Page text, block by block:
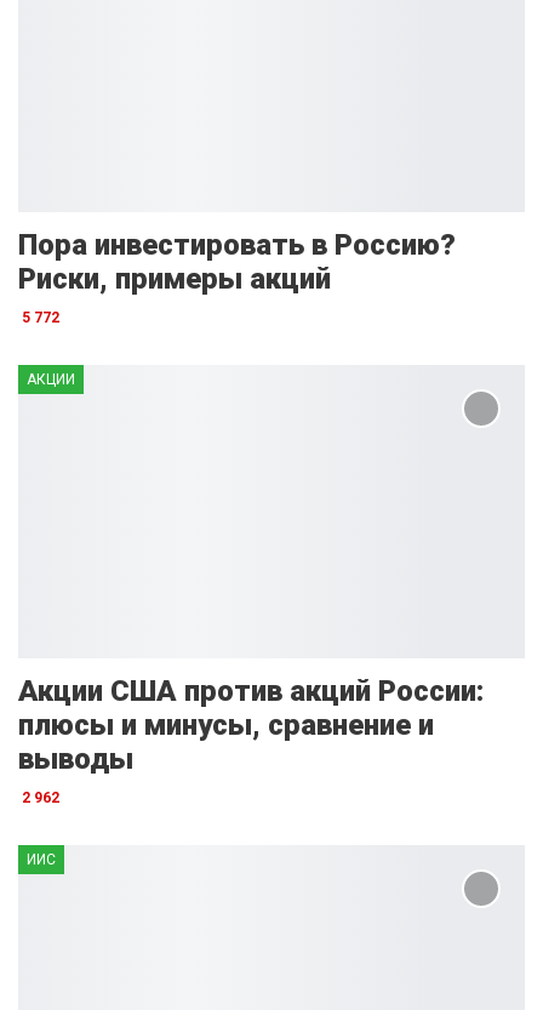
Пора инвестировать в Россию?
Риски, примеры акций
5 772
АКЦИИ
Акции США против акций России:
плюсы и минусы, сравнение и
выводы
2 962
ИИС